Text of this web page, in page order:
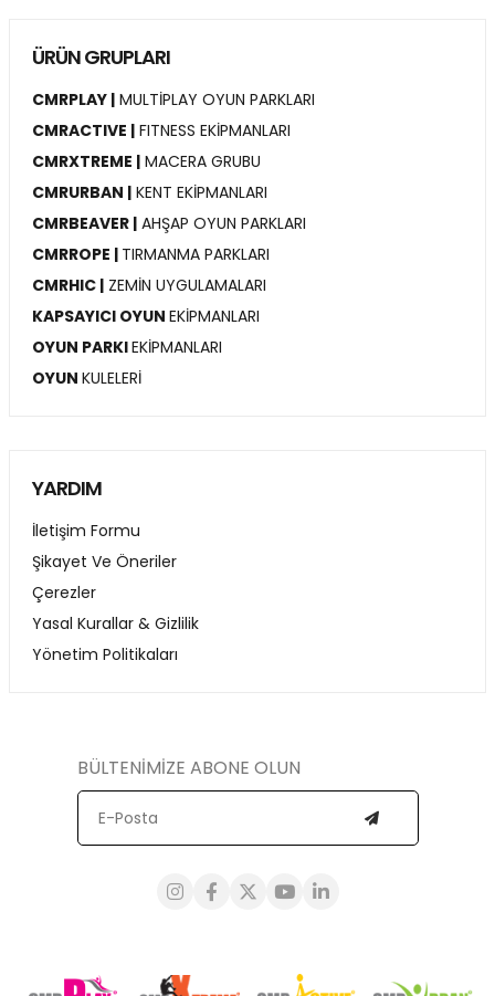
ÜRÜN GRUPLARI
CMRPLAY | MULTİPLAY OYUN PARKLARI
CMRACTIVE | FITNESS EKİPMANLARI
CMRXTREME | MACERA GRUBU
CMRURBAN | KENT EKİPMANLARI
CMRBEAVER | AHŞAP OYUN PARKLARI
CMRROPE | TIRMANMA PARKLARI
CMRHIC | ZEMİN UYGULAMALARI
KAPSAYICI OYUN EKİPMANLARI
OYUN PARKIEKİPMANLARI
OYUN KULELERİ
YARDIM
İletişim Formu
Şikayet Ve Öneriler
Çerezler
Yasal Kurallar & Gizlilik
Yönetim Politikaları
BÜLTENİMİZE ABONE OLUN